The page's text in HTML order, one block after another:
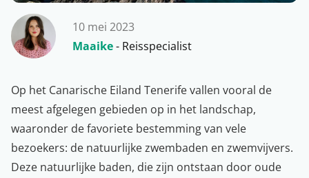
10 mei 2023
Maaike- Reisspecialist
Op het Canarische Eiland Tenerife vallen vooral de
meest afgelegen gebieden op in het landschap,
waaronder de favoriete bestemming van vele
bezoekers: de natuurlijke zwembaden en zwemvijvers.
Deze natuurlijke baden, die zijn ontstaan door oude